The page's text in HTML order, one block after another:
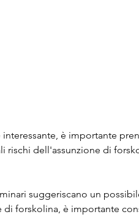
rischi dell'assunzione di
suggeriscano un
forskolina, è importante